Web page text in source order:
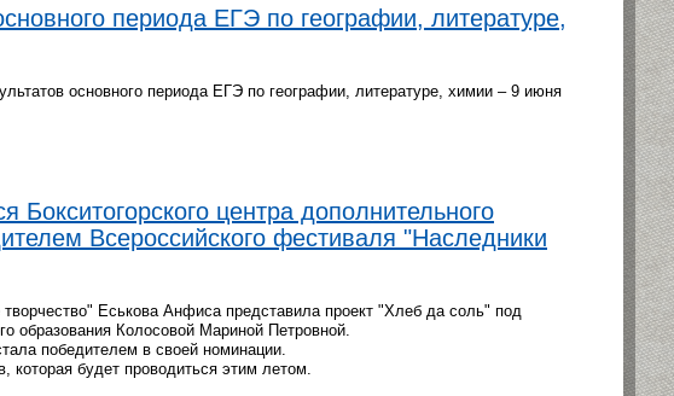
периода ЕГЭ по географии, литературе,
основного периода ЕГЭ по географии, литературе, химии – 9 июня
Бокситогорского центра дополнительного
Всероссийского фестиваля "Наследники
Еськова Анфиса представила проект "Хлеб да соль" под
образования Колосовой Мариной Петровной.
победителем в своей номинации.
которая будет проводиться этим летом.